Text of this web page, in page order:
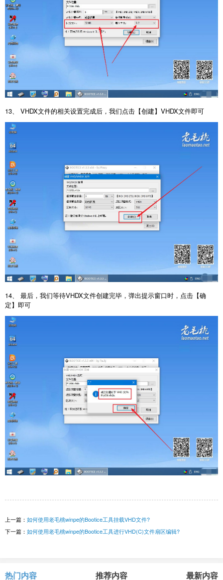
13、 VHDX文件的相关设置完成后，我们点击【创建】VHDX文件即可
14、 最后，我们等待VHDX文件创建完毕，弹出提示窗口时，点击【确
定】即可
上一篇： 如何使用老毛桃winpe的Bootice工具挂载VHD文件?
下一篇： 如何使用老毛桃winpe的Bootice工具进行VHD(C)文件扇区编辑?
热门内容 推荐内容 最新内容